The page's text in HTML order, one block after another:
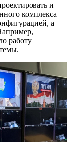
и
комплекса
а
работу